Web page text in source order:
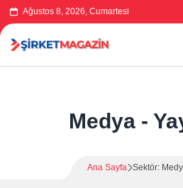
Ağustos 8, 2026, Cumartesi
Medya -
Ana Sayfa Sektör: